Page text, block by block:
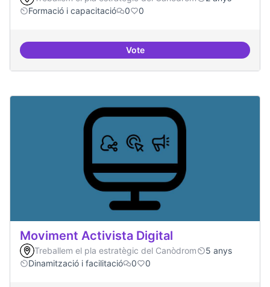
Formació i capacitació
0 0
VoteTècniques de seguretat digital
Moviment Activista Digital
Treballem el pla estratègic del Canòdrom
5 anys
Dinamització i facilitació
0 0